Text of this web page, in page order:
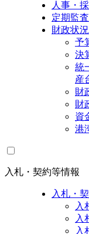
人事・
定期監査
財政状況
予
決
統
産
財
財
資
港
入札・契約等情報
入札・
入
入
入